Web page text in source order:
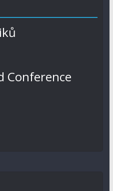
Conference